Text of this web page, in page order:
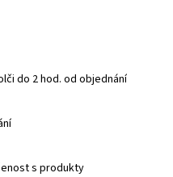
do 2 hod. od objednání
s produkty